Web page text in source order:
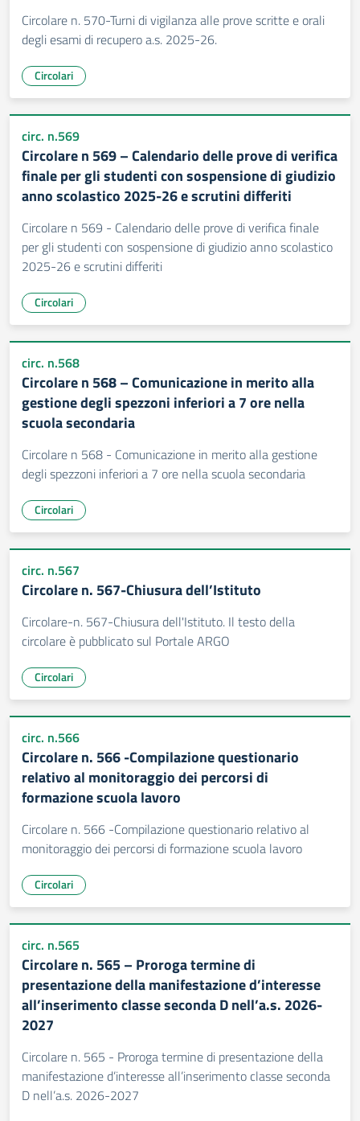
Circolare n. 570-Turni di vigilanza alle prove scritte e orali
degli esami di recupero a.s. 2025-26.
Circolari
circ. n.569
Circolare n 569 – Calendario delle prove di verifica
finale per gli studenti con sospensione di giudizio
anno scolastico 2025-26 e scrutini differiti
Circolare n 569 - Calendario delle prove di verifica finale
per gli studenti con sospensione di giudizio anno scolastico
2025-26 e scrutini differiti
Circolari
circ. n.568
Circolare n 568 – Comunicazione in merito alla
gestione degli spezzoni inferiori a 7 ore nella
scuola secondaria
Circolare n 568 - Comunicazione in merito alla gestione
degli spezzoni inferiori a 7 ore nella scuola secondaria
Circolari
circ. n.567
Circolare n. 567-Chiusura dell’Istituto
Circolare-n. 567-Chiusura dell'Istituto. Il testo della
circolare è pubblicato sul Portale ARGO
Circolari
circ. n.566
Circolare n. 566 -Compilazione questionario
relativo al monitoraggio dei percorsi di
formazione scuola lavoro
Circolare n. 566 -Compilazione questionario relativo al
monitoraggio dei percorsi di formazione scuola lavoro
Circolari
circ. n.565
Circolare n. 565 – Proroga termine di
presentazione della manifestazione d’interesse
all’inserimento classe seconda D nell’a.s. 2026-
2027
Circolare n. 565 - Proroga termine di presentazione della
manifestazione d’interesse all’inserimento classe seconda
D nell’a.s. 2026-2027